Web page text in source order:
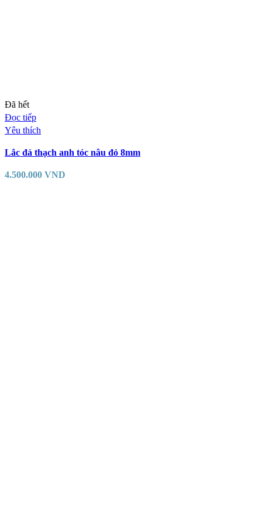
Đã hết
Đọc tiếp
Yêu thích
Lắc đá thạch anh tóc nâu đỏ 8mm
4.500.000 VND